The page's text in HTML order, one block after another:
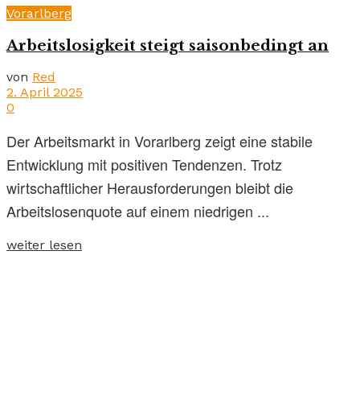
Vorarlberg
Arbeitslosigkeit steigt saisonbedingt an
von Red
2. April 2025
0
Der Arbeitsmarkt in Vorarlberg zeigt eine stabile
Entwicklung mit positiven Tendenzen. Trotz
wirtschaftlicher Herausforderungen bleibt die
Arbeitslosenquote auf einem niedrigen ...
weiter lesen